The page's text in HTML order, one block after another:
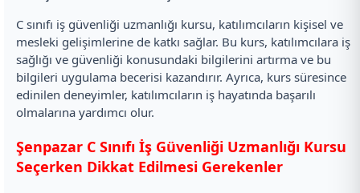
C sınıfı iş güvenliği uzmanlığı kursu, katılımcıların kişisel ve
mesleki gelişimlerine de katkı sağlar. Bu kurs, katılımcılara iş
sağlığı ve güvenliği konusundaki bilgilerini artırma ve bu
bilgileri uygulama becerisi kazandırır. Ayrıca, kurs süresince
edinilen deneyimler, katılımcıların iş hayatında başarılı
olmalarına yardımcı olur.
Şenpazar C Sınıfı İş Güvenliği Uzmanlığı Kursu
Seçerken Dikkat Edilmesi Gerekenler